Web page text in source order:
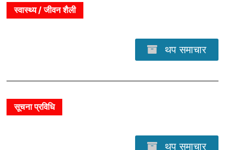
स्वास्थ्य / जीवन शैली
थप समाचार
सूचना प्रविधि
थप समाचार